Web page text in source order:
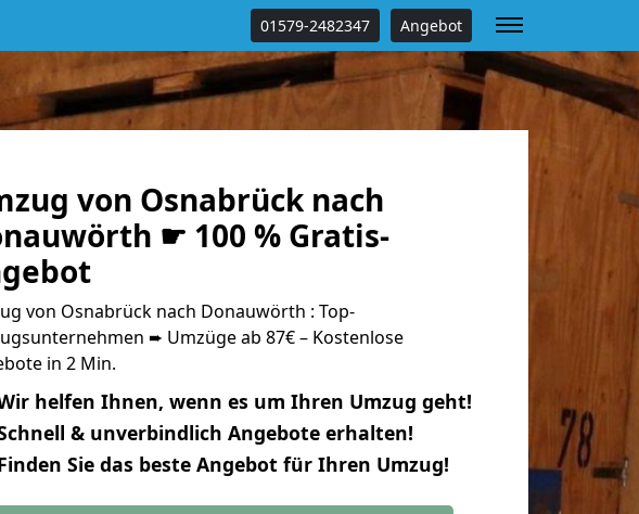
01579-2482347 Angebot
von Osnabrück nach
☛ 100 % Gratis-
von Osnabrück nach Donauwörth : Top-
➨ Umzüge ab 87€ – Kostenlose
in 2 Min.
helfen Ihnen, wenn es um Ihren Umzug geht!
& unverbindlich Angebote erhalten!
Sie das beste Angebot für Ihren Umzug!